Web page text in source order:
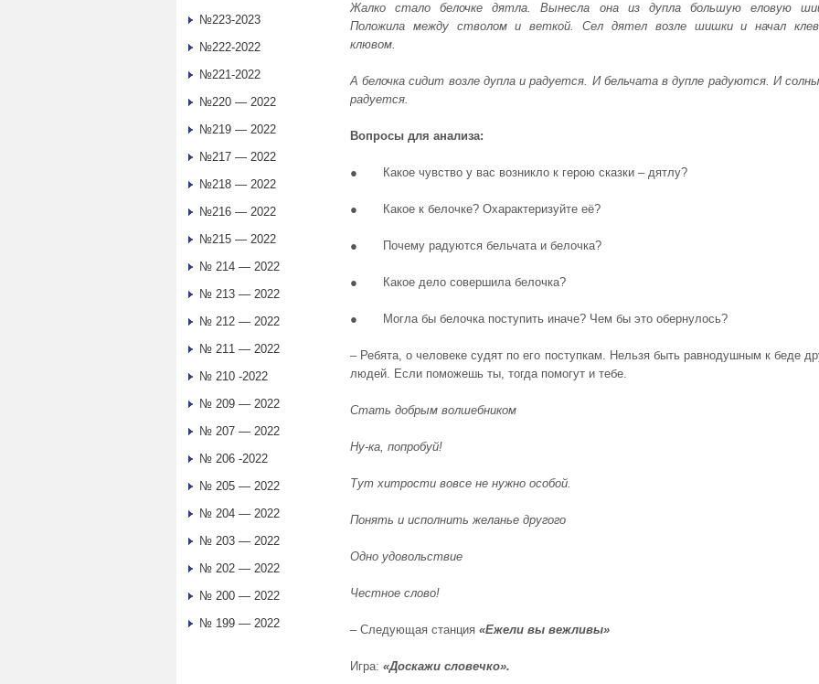
Жалко стало белочке дятла. Вынесла она из дупла большую еловую
Положила между стволом и веткой. Сел дятел возле шишки и начал
клювом.
А белочка сидит возле дупла и радуется. И бельчата в дупле радуются. И
радуется.
Вопросы для анализа:
● Какое чувство у вас возникло к герою сказки – дятлу?
● Какое к белочке? Охарактеризуйте её?
● Почему радуются бельчата и белочка?
● Какое дело совершила белочка?
● Могла бы белочка поступить иначе? Чем бы это обернулось?
‒ Ребята, о человеке судят по его поступкам. Нельзя быть равнодушным к беде
людей. Если поможешь ты, тогда помогут и тебе.
Стать добрым волшебником
Ну-ка, попробуй!
Тут хитрости вовсе не нужно особой.
Понять и исполнить желанье другого
Одно удовольствие
Честное слово!
‒ Следующая станция «Ежели вы вежливы»
Игра: «Доскажи словечко».
№223-2023
№222-2022
№221-2022
№220 — 2022
№219 — 2022
№217 — 2022
№218 — 2022
№216 — 2022
№215 — 2022
№ 214 — 2022
№ 213 — 2022
№ 212 — 2022
№ 211 — 2022
№ 210 -2022
№ 209 — 2022
№ 207 — 2022
№ 206 -2022
№ 205 — 2022
№ 204 — 2022
№ 203 — 2022
№ 202 — 2022
№ 200 — 2022
№ 199 — 2022